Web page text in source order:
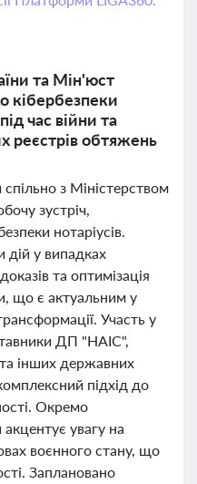
та Мін'юст
кібербезпеки
час війни та
реєстрів обтяжень
з Міністерством
зустріч,
нотаріусів.
у випадках
та оптимізація
що є актуальним у
Участь у
ДП "НАІС",
інших державних
підхід до
Окремо
увагу на
воєнного стану, що
Заплановано